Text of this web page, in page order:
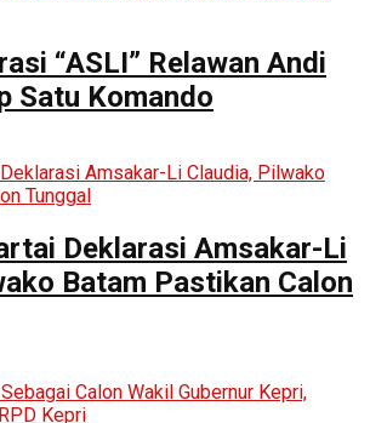
“ASLI” Relawan Andi
Satu Komando
Deklarasi Amsakar-Li
Batam Pastikan Calon